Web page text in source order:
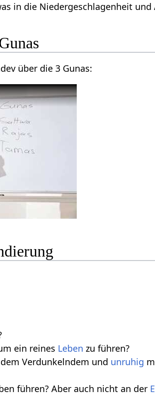
in die Niedergeschlagenheit
über die 3 Gunas:
ein reines Leben zu führen?
Verdunkelndem und unruhig
führen? Aber auch nicht an der